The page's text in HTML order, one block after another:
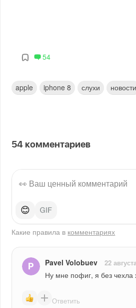
54
apple iphone 8 слухи новости
54 комментариев
😊
Какие правила в комментариях
Pavel Volobuev 22
Ну мне пофиг, я без чехла
Ответить